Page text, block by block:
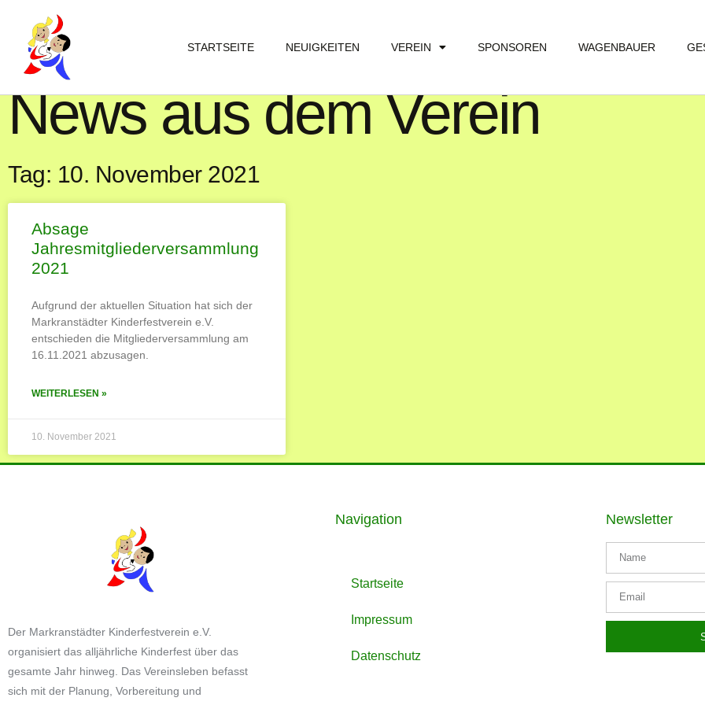
STARTSEITE NEUIGKEITEN VEREIN SPONSOREN WAGENBAUER
News aus dem Verein
Tag: 10. November 2021
Absage
Jahresmitgliederversammlung
2021
Aufgrund der aktuellen Situation hat sich der
Markranstädter Kinderfestverein e.V.
entschieden die Mitgliederversammlung am
16.11.2021 abzusagen.
WEITERLESEN »
10. November 2021
Der Markranstädter Kinderfestverein e.V.
organisiert das alljährliche Kinderfest über das
gesamte Jahr hinweg. Das Vereinsleben befasst
sich mit der Planung, Vorbereitung und
Navigation
Startseite
Impressum
Datenschutz
Newsletter